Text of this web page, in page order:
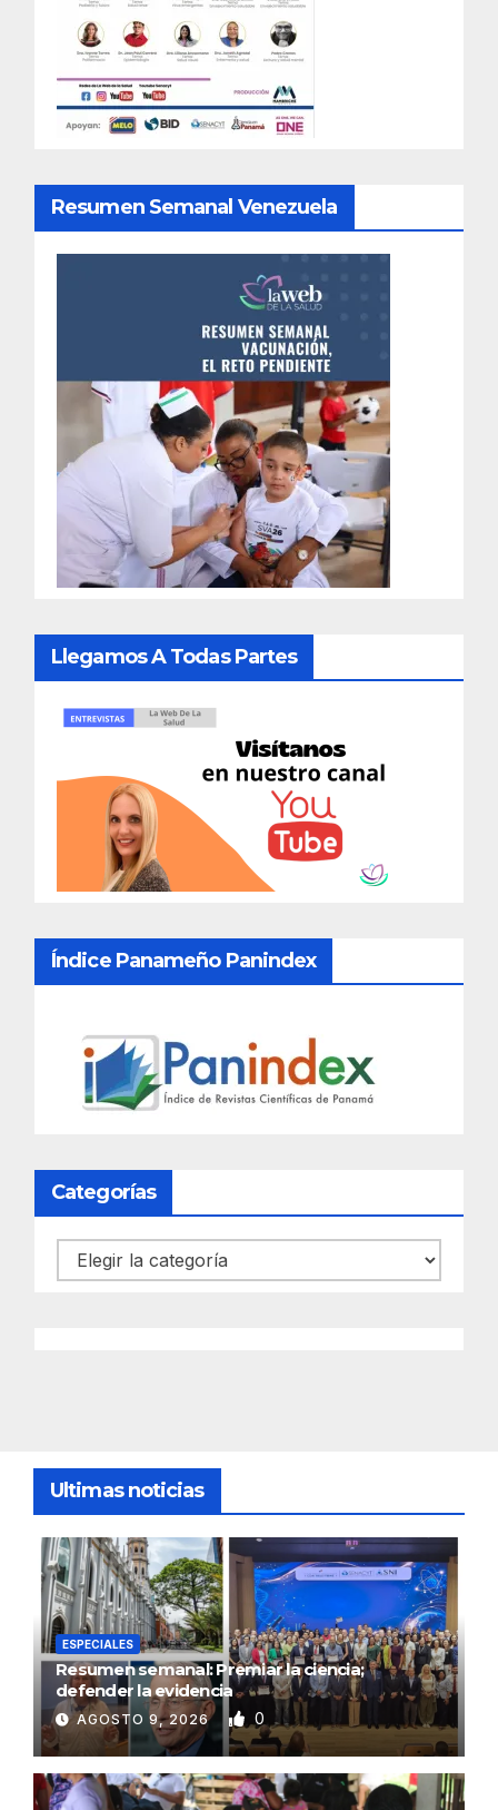
Resumen Semanal Venezuela
Llegamos A Todas Partes
Índice Panameño Panindex
Categorías
Categorías
Ultimas noticias
ESPECIALES
Resumen semanal: Premiar la ciencia;
defender la evidencia
AGOSTO 9, 2026 0